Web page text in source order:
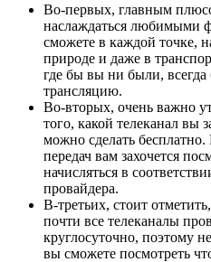
Во-первых, главным
наслаждаться любимыми
сможете в каждой точке,
природе и даже в
где бы вы ни были, всегда
трансляцию.
Во-вторых, очень важно
того, какой телеканал вы
можно сделать бесплатно.
передач вам захочется
начисляться в
провайдера.
В-третьих, стоит
почти все телеканалы
круглосуточно, поэтому
вы сможете посмотреть